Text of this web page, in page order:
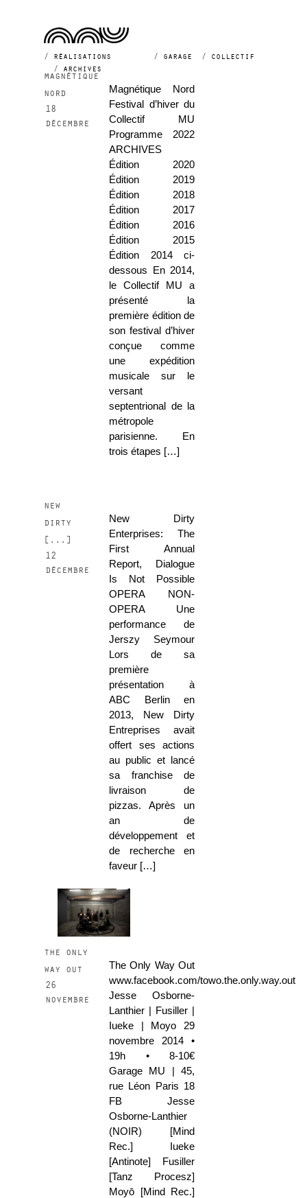
réalisations garage
collectif
archives
2014
magnétique
nord
18
décembre
Magnétique Nord
Festival d’hiver du
Collectif MU
Programme 2022
ARCHIVES
Édition 2020
Édition 2019
Édition 2018
Édition 2017
Édition 2016
Édition 2015
Édition 2014 ci-
dessous En 2014,
le Collectif MU a
présenté la
première édition de
son festival d’hiver
conçue comme
une expédition
musicale sur le
versant
septentrional de la
métropole
parisienne. En
trois étapes […]
new
dirty
[...]
12
décembre
New Dirty
Enterprises: The
First Annual
Report, Dialogue
Is Not Possible
OPERA NON-
OPERA Une
performance de
Jerszy Seymour
Lors de sa
première
présentation à
ABC Berlin en
2013, New Dirty
Entreprises avait
offert ses actions
au public et lancé
sa franchise de
livraison de
pizzas. Après un
an de
développement et
de recherche en
faveur […]
the only
way out
26
novembre
The Only Way Out
www.facebook.com/towo.the.only.way.out
Jesse Osborne-
Lanthier | Fusiller |
Iueke | Moyo 29
novembre 2014 •
19h • 8-10€
Garage MU | 45,
rue Léon Paris 18
FB Jesse
Osborne-Lanthier
(NOIR) [Mind
Rec.] Iueke
[Antinote] Fusiller
[Tanz Procesz]
Moyō [Mind Rec.]